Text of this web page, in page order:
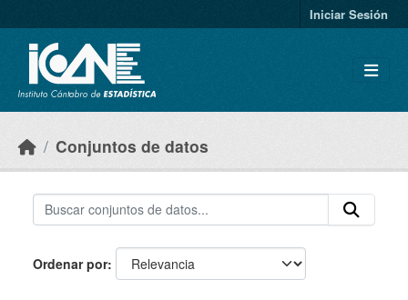
Iniciar Sesión
Conjuntos de datos
Ordenar por